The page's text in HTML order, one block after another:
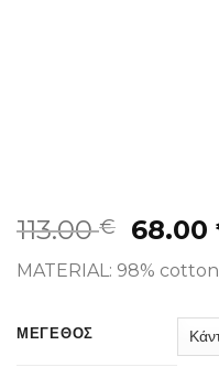
113.00€ 68.00
MATERIAL: 98%
ΜΕΓΕΘΟΣ